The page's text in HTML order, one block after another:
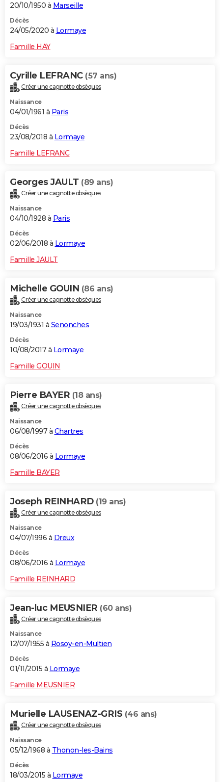
20/10/1950 à Marseille
Décès
24/05/2020 à Lormaye
Famille HAY
Cyrille LEFRANC (57 ans)
Créer une cagnotte obsèques
Naissance
04/01/1961 à Paris
Décès
23/08/2018 à Lormaye
Famille LEFRANC
Georges JAULT (89 ans)
Créer une cagnotte obsèques
Naissance
04/10/1928 à Paris
Décès
02/06/2018 à Lormaye
Famille JAULT
Michelle GOUIN (86 ans)
Créer une cagnotte obsèques
Naissance
19/03/1931 à Senonches
Décès
10/08/2017 à Lormaye
Famille GOUIN
Pierre BAYER (18 ans)
Créer une cagnotte obsèques
Naissance
06/08/1997 à Chartres
Décès
08/06/2016 à Lormaye
Famille BAYER
Joseph REINHARD (19 ans)
Créer une cagnotte obsèques
Naissance
04/07/1996 à Dreux
Décès
08/06/2016 à Lormaye
Famille REINHARD
Jean-luc MEUSNIER (60 ans)
Créer une cagnotte obsèques
Naissance
12/07/1955 à Rosoy-en-Multien
Décès
01/11/2015 à Lormaye
Famille MEUSNIER
Murielle LAUSENAZ-GRIS (46 ans)
Créer une cagnotte obsèques
Naissance
05/12/1968 à Thonon-les-Bains
Décès
18/03/2015 à Lormaye